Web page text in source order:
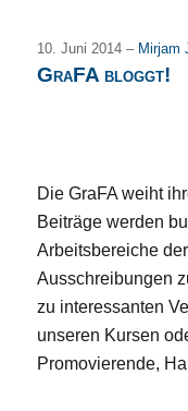
10. Juni 2014 – Mirjam
GraFA bloggt!
Die GraFA weiht
Beiträge werden
Arbeitsbereiche
Ausschreibungen
zu interessanten
unseren Kursen
Promovierende,